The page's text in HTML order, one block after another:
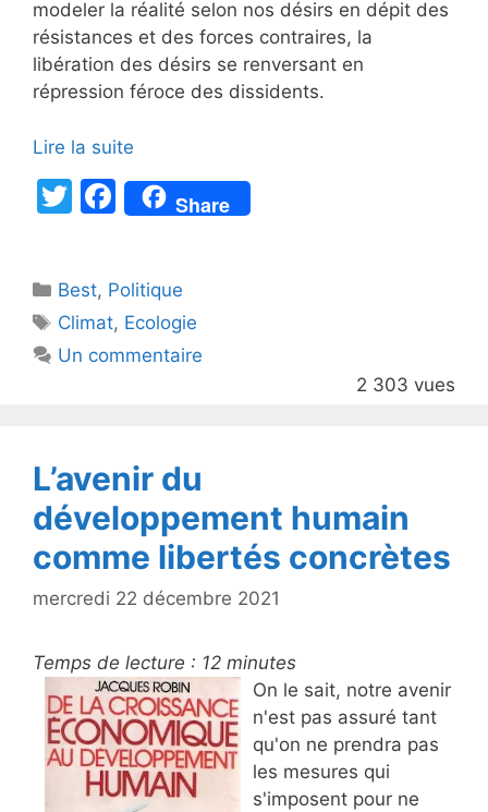
modeler la réalité selon nos désirs en dépit des
résistances et des forces contraires, la
libération des désirs se renversant en
répression féroce des dissidents.
Lire la suite
T
er
F
a
e
b
o
Share
Catégories
Best, Politique
Étiquettes
Climat, Ecologie
Un commentaire
2 303 vues
L’avenir du
développement humain
comme libertés concrètes
mercredi 22 décembre 2021
Temps de lecture : 12 minutes
On le sait, notre avenir
n'est pas assuré tant
qu'on ne prendra pas
les mesures qui
s'imposent pour ne